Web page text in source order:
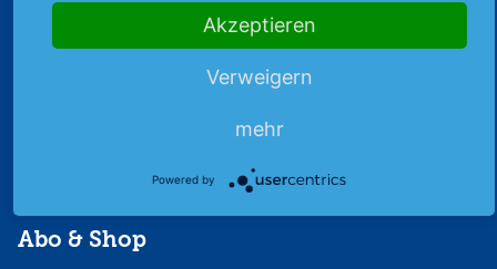
Favoriten
Abo & Shop
Akzeptieren
Verweigern
mehr
Powered by